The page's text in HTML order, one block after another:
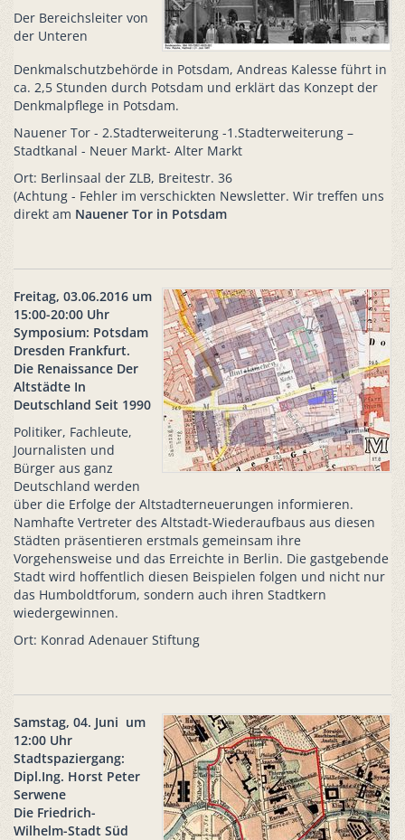
Der Bereichsleiter von
der Unteren
Denkmalschutzbehörde in Potsdam, Andreas Kalesse führt in
ca. 2,5 Stunden durch Potsdam und erklärt das Konzept der
Denkmalpflege in Potsdam.
Nauener Tor - 2.Stadterweiterung -1.Stadterweiterung –
Stadtkanal - Neuer Markt- Alter Markt
Ort: Berlinsaal der ZLB, Breitestr. 36
(Achtung - Fehler im verschickten Newsletter. Wir treffen uns
direkt am Nauener Tor in Potsdam
Freitag, 03.06.2016 um
15:00-20:00 Uhr
Symposium: Potsdam
Dresden Frankfurt.
Die Renaissance Der
Altstädte In
Deutschland Seit 1990
Politiker, Fachleute,
Journalisten und
Bürger aus ganz
Deutschland werden
über die Erfolge der Altstadterneuerungen informieren.
Namhafte Vertreter des Altstadt-Wiederaufbaus aus diesen
Städten präsentieren erstmals gemeinsam ihre
Vorgehensweise und das Erreichte in Berlin. Die gastgebende
Stadt wird hoffentlich diesen Beispielen folgen und nicht nur
das Humboldtforum, sondern auch ihren Stadtkern
wiedergewinnen.
Ort: Konrad Adenauer Stiftung
Samstag, 04. Juni um
12:00 Uhr
Stadtspaziergang:
Dipl.Ing. Horst Peter
Serwene
Die Friedrich-
Wilhelm-Stadt Süd